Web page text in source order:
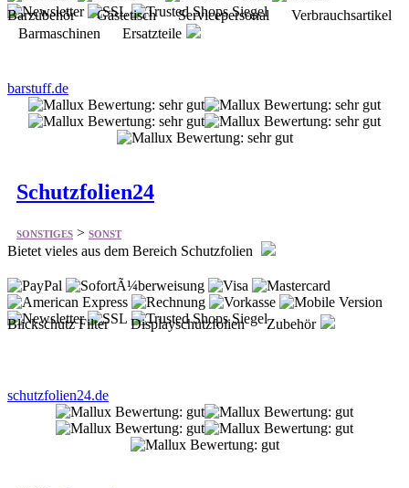
Barzubehör Gästetisch Servicepersonal Verbrauchsartikel
Barmaschinen Ersatzteile
barstuff.de
Schutzfolien24
SONSTIGES > SONST
Bietet vieles aus dem Bereich Schutzfolien
Blickschutz Filter Displayschutzfolien Zubehör
schutzfolien24.de